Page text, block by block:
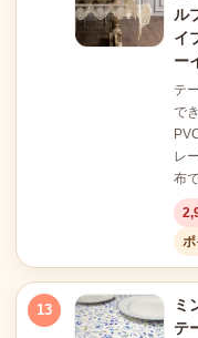
ル
イ
ー
テ
で
レ
布
13
ミ
テ